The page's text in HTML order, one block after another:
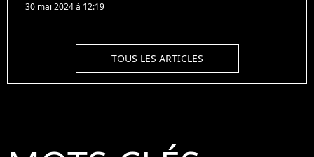
30 mai 2024 à 12:19
TOUS LES ARTICLES